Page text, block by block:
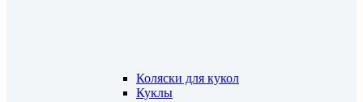
Коляски для кукол
Куклы